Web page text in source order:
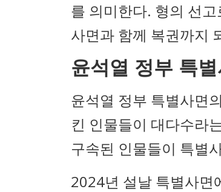
를 의미한다. 형의 선
사면과 함께 복권까지
윤석열 정부 특
윤석열 정부 특별사면
킨 인물들이 대다수라
구속된 인물들이 특별
2024년 설날 특별사면